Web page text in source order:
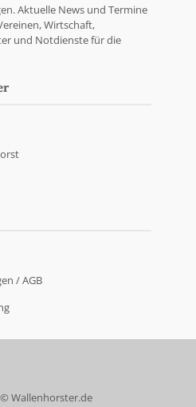
Aktuelle News und Termine
Wirtschaft,
und Notdienste für die
/ AGB
Wallenhorster.de